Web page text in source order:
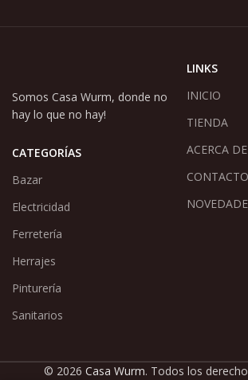
Somos Casa Wurm, donde no
hay lo que no hay!
CATEGORÍAS
Bazar
Electricidad
Ferretería
Herrajes
Pinturería
Sanitarios
LINKS
INICIO
TIENDA
ACERCA
CONTACTO
© 2026 Casa Wurm. Todos los